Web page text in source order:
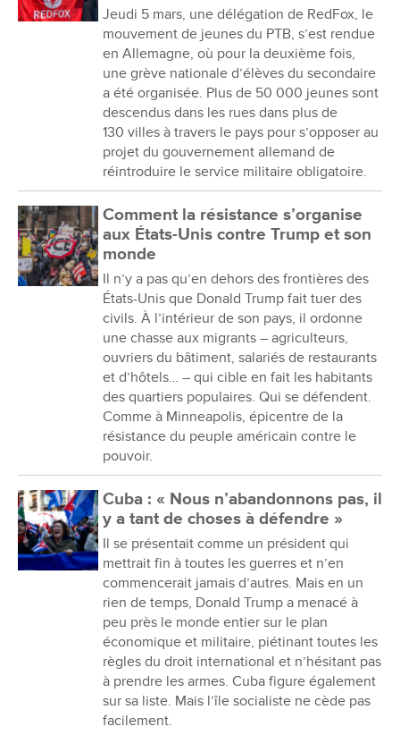
Jeudi 5 mars, une délégation de RedFox, le
mouvement de jeunes du PTB, s’est rendue
en Allemagne, où pour la deuxième fois,
une grève nationale d’élèves du secondaire
a été organisée. Plus de 50 000 jeunes sont
descendus dans les rues dans plus de
130 villes à travers le pays pour s’opposer au
projet du gouvernement allemand de
réintroduire le service militaire obligatoire.
Comment la résistance s’organise
aux États-Unis contre Trump et son
monde
Il n’y a pas qu’en dehors des frontières des
États-Unis que Donald Trump fait tuer des
civils. À l’intérieur de son pays, il ordonne
une chasse aux migrants – agriculteurs,
ouvriers du bâtiment, salariés de restaurants
et d’hôtels… – qui cible en fait les habitants
des quartiers populaires. Qui se défendent.
Comme à Minneapolis, épicentre de la
résistance du peuple américain contre le
pouvoir.
Cuba : « Nous n’abandonnons pas, il
y a tant de choses à défendre »
Il se présentait comme un président qui
mettrait fin à toutes les guerres et n’en
commencerait jamais d’autres. Mais en un
rien de temps, Donald Trump a menacé à
peu près le monde entier sur le plan
économique et militaire, piétinant toutes les
règles du droit international et n’hésitant pas
à prendre les armes. Cuba figure également
sur sa liste. Mais l’île socialiste ne cède pas
facilement.